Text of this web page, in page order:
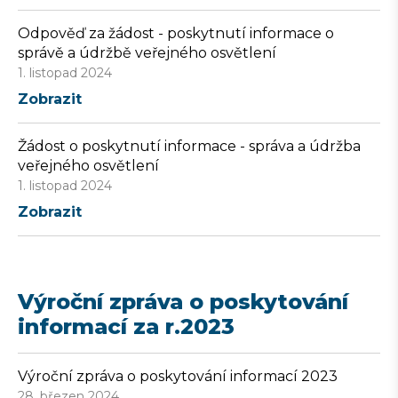
Odpověď za žádost - poskytnutí informace o
správě a údržbě veřejného osvětlení
1. listopad 2024
Zobrazit
Žádost o poskytnutí informace - správa a údržba
veřejného osvětlení
1. listopad 2024
Zobrazit
Výroční zpráva o poskytování
informací za r.2023
Výroční zpráva o poskytování informací 2023